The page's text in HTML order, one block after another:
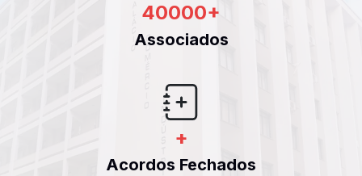
40000+
Associados
+
Acordos Fechados